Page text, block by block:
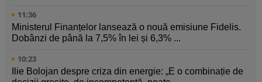
11:36
Ministerul Finanțelor lansează o nouă emisiune Fidelis.
Dobânzi de până la 7,5% în lei și 6,3% ...
10:23
Ilie Bolojan despre criza din energie: „E o combinație de